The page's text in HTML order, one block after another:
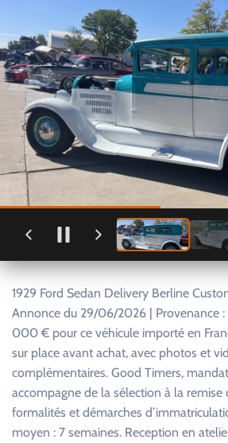
1929 Ford Sedan Delivery Berline
Annonce du 29/06/2026 | Provenance :
000 € pour ce véhicule importé en
sur place avant achat, avec photos et
complémentaires. Good Timers,
accompagne de la sélection à la remise
formalités et démarches
moyen : 7 semaines. Reception en